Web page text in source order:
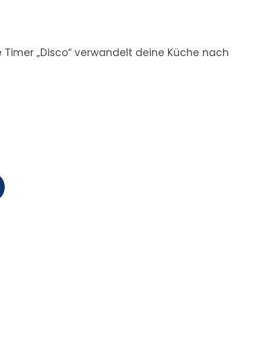
„Disco“ verwandelt deine Küche nach